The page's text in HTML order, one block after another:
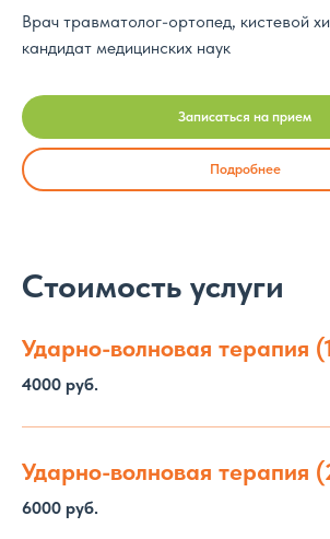
Врач травматолог-ортопед, кистевой
кандидат медицинских наук
Записаться на прием
Подробнее
Стоимость услуги
Ударно-волновая терапия
4000 руб.
Ударно-волновая терапия
6000 руб.